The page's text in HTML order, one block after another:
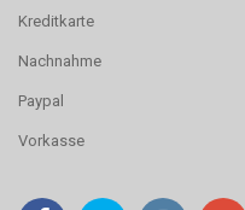
Kreditkarte
Nachnahme
Paypal
Vorkasse